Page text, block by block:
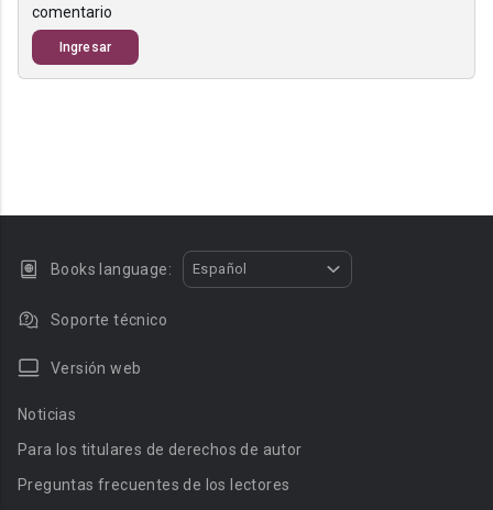
comentario
Ingresar
Books language: Español
Soporte técnico
Versión web
Noticias
Para los titulares de derechos de autor
Preguntas frecuentes de los lectores